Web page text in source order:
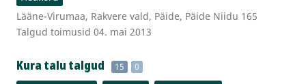
Lääne-Virumaa, Rakvere vald, Päide, Päide Niidu 165
Talgud toimusid 04. mai 2013
Kura talu talgud 15 0